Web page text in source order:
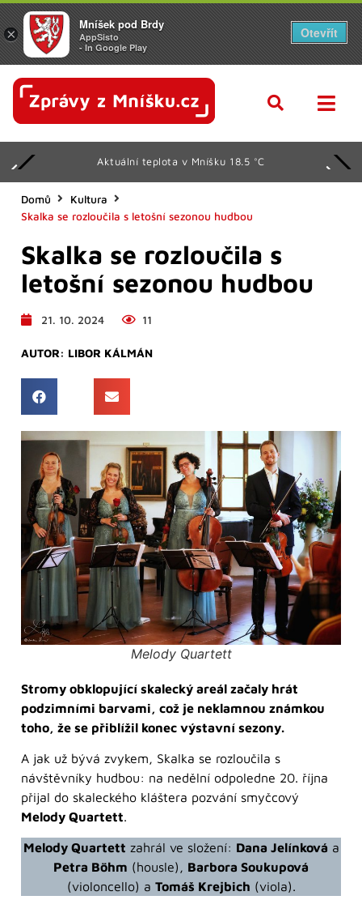
Aktuální teplota v Mníšku 18.5 °C
Domů
Kultura
Skalka se rozloučila s letošní sezonou hudbou
Skalka se rozloučila s
letošní sezonou hudbou
21. 10. 2024 11
AUTOR: LIBOR KÁLMÁN
Melody Quartett
Stromy obklopující skalecký areál začaly hrát
podzimními barvami, což je neklamnou známkou
toho, že se přiblížil konec výstavní sezony.
A jak už bývá zvykem, Skalka se rozloučila s
návštěvníky hudbou: na nedělní odpoledne 20. října
přijal do skaleckého kláštera pozvání smyčcový
Melody Quartett.
Melody Quartett zahrál ve složení: Dana Jelínková a
Petra Böhm (housle), Barbora Soukupová
(violoncello) a Tomáš Krejbich (viola).
×
Mníšek pod Brdy
AppSisto
- In Google Play
Otevřít